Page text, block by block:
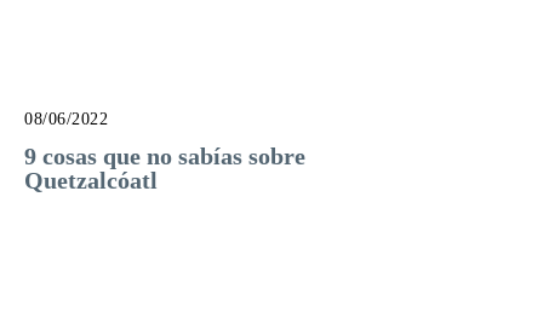
08/06/2022
9 cosas que no sabías sobre
Quetzalcóatl